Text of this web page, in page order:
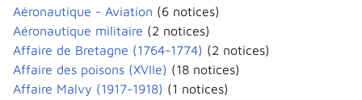
Aéronautique - Aviation (6 notices)
Aéronautique militaire (2 notices)
Affaire de Bretagne (1764-1774) (2 notices)
Affaire des poisons (XVIIe) (18 notices)
Affaire Malvy (1917-1918) (1 notices)